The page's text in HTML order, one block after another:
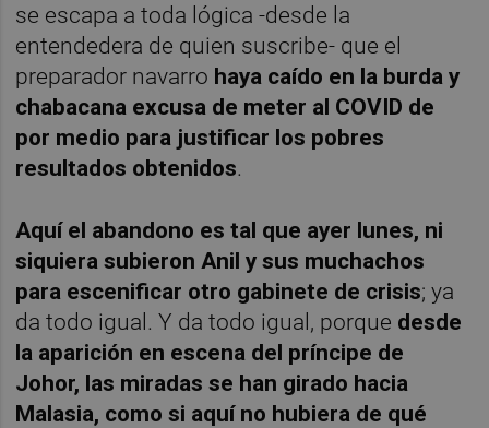
se escapa a toda lógica -desde la
entendedera de quien suscribe- que el
preparador navarro haya caído en la burda y
chabacana excusa de meter al COVID de
por medio para justificar los pobres
resultados obtenidos.
Aquí el abandono es tal que ayer lunes, ni
siquiera subieron Anil y sus muchachos
para escenificar otro gabinete de crisis; ya
da todo igual. Y da todo igual, porque desde
la aparición en escena del príncipe de
Johor, las miradas se han girado hacia
Malasia, como si aquí no hubiera de qué